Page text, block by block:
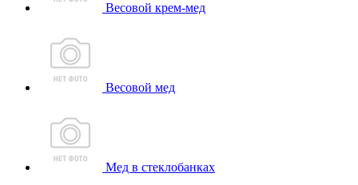
Весовой крем-мед
Весовой мед
Мед в стеклобанках